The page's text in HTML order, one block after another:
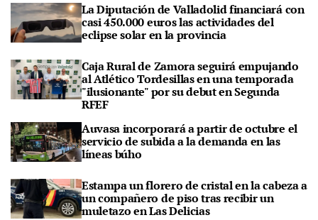
La Diputación de Valladolid financiará con
casi 450.000 euros las actividades del
eclipse solar en la provincia
Caja Rural de Zamora seguirá empujando
al Atlético Tordesillas en una temporada
"ilusionante" por su debut en Segunda
RFEF
Auvasa incorporará a partir de octubre el
servicio de subida a la demanda en las
líneas búho
Estampa un florero de cristal en la cabeza a
un compañero de piso tras recibir un
muletazo en Las Delicias